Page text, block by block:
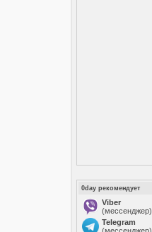
0day рекомендует
Viber
(мессенджер)
Telegram